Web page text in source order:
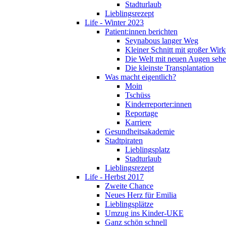
Stadturlaub
Lieblingsrezept
Life - Winter 2023
Patient:innen berichten
Seynabous langer Weg
Kleiner Schnitt mit großer
Die Welt mit neuen Augen
Die kleinste Transplantation
Was macht eigentlich?
Moin
Tschüss
Kinderreporter:innen
Reportage
Karriere
Gesundheitsakademie
Stadtpiraten
Lieblingsplatz
Stadturlaub
Lieblingsrezept
Life - Herbst 2017
Zweite Chance
Neues Herz für Emilia
Lieblingsplätze
Umzug ins Kinder-UKE
Ganz schön schnell